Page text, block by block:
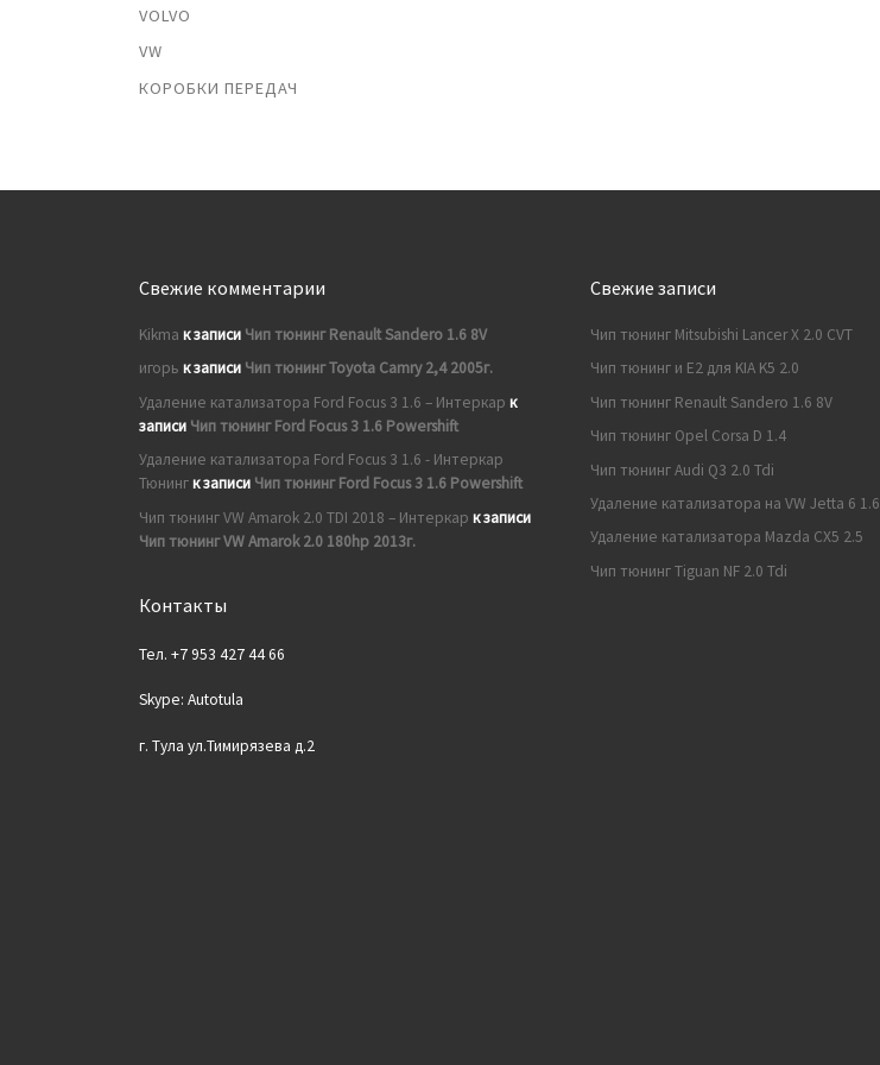
VOLVO
VW
КОРОБКИ ПЕРЕДАЧ
Свежие комментарии
Kikma к записи Чип тюнинг Renault Sandero 1.6 8V
игорь к записи Чип тюнинг Toyota Camry 2,4 2005г.
Удаление катализатора Ford Focus 3 1.6 – Интеркар к
записи Чип тюнинг Ford Focus 3 1.6 Powershift
Удаление катализатора Ford Focus 3 1.6 - Интеркар
Тюнингк записи Чип тюнинг Ford Focus 3 1.6 Powershift
Чип тюнинг VW Amarok 2.0 TDI 2018 – Интеркар к записи
Чип тюнинг VW Amarok 2.0 180hp 2013г.
Контакты
Тел. +7 953 427 44 66
Skype: Autotula
г. Тула ул.Тимирязева д.2
Свежие записи
Чип тюнинг Mitsubishi Lancer X 2.0 CVT
Чип тюнинг и E2 для KIA K5 2.0
Чип тюнинг Renault Sandero 1.6 8V
Чип тюнинг Opel Corsa D 1.4
Чип тюнинг Audi Q3 2.0 Tdi
Удаление катализатора на VW Jetta 6 1.6
Удаление катализатора Mazda CX5 2.5
Чип тюнинг Tiguan NF 2.0 Tdi